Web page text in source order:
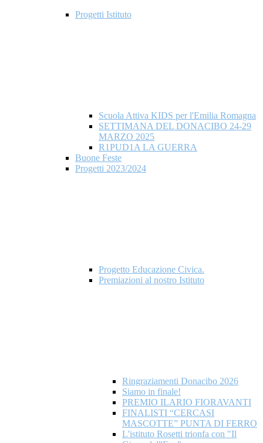
Progetti Istituto
Scuola Attiva KIDS per l'Emilia Romagna
SETTIMANA DEL DONACIBO 24-29
MARZO 2025
R1PUD1A LA GUERRA
Buone Feste
Progetti 2023/2024
Progetto Educazione Civica.
Premiazioni al nostro Istituto
Ringraziamenti Donacibo 2026
Siamo in finale!
PREMIO ILARIO FIORAVANTI
FINALISTI “CERCASI
MASCOTTE” PUNTA DI FERRO
L'istituto Rosetti trionfa con "Il